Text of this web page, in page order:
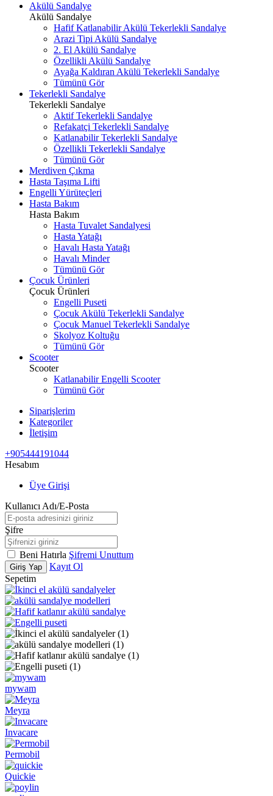
Akülü Sandalye
Akülü Sandalye
Hafif Katlanabilir Akülü Tekerlekli Sandalye
Arazi Tipi Akülü Sandalye
2. El Akülü Sandalye
Özellikli Akülü Sandalye
Ayağa Kaldıran Akülü Tekerlekli Sandalye
Tümünü Gör
Tekerlekli Sandalye
Tekerlekli Sandalye
Aktif Tekerlekli Sandalye
Refakatçi Tekerlekli Sandalye
Katlanabilir Tekerlekli Sandalye
Özellikli Tekerlekli Sandalye
Tümünü Gör
Merdiven Çıkma
Hasta Taşıma Lifti
Engelli Yürüteçleri
Hasta Bakım
Hasta Bakım
Hasta Tuvalet Sandalyesi
Hasta Yatağı
Havalı Hasta Yatağı
Havalı Minder
Tümünü Gör
Çocuk Ürünleri
Çocuk Ürünleri
Engelli Puseti
Çocuk Akülü Tekerlekli Sandalye
Çocuk Manuel Tekerlekli Sandalye
Skolyoz Koltuğu
Tümünü Gör
Scooter
Scooter
Katlanabilir Engelli Scooter
Tümünü Gör
Siparişlerim
Kategoriler
İletişim
+905444191044
Hesabım
Üye Girişi
Kullanıcı Adı/E-Posta
Şifre
Beni Hatırla Şifremi Unuttum
Giriş Yap
Kayıt Ol
Sepetim
mywam
Meyra
Invacare
Permobil
Quickie